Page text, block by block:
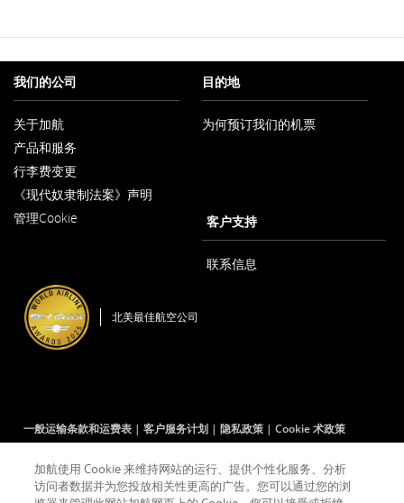
我们的公司
关于加航
新
窗
口
内
开
产品和服务
行李费变更
《现代奴隶制法案》声明
管理Cookie
目的地
为何预订我们的机票
客户支持
联系信息
北美最佳航空公司
一般运输条款和运费表 客户服务计划 隐私政策 Cookie 术政策
Facebook
(打
在
新
外
部
Twitter
(打
在
新
外
部
YouTube
(打
在
新
外
部
RSS
Feeds
在
新
外
部
加航使用 Cookie 来维持网站的运行、提供个性化服务、分析
访问者数据并为您投放相关性更高的广告。您可以通过您的浏